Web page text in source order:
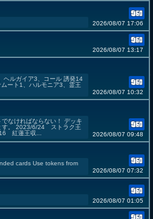
2026/08/07 17:06
2026/08/07 13:17
ヘルガイア3、コール 誘発14
ート1、ハルモニア3、霊王
2026/08/07 10:32
なければならない！ デッキ
す。 2023/6/24 ストラク王
紅蓮王収...
2026/08/07 09:48
cards Use tokens from
2026/08/07 07:32
2026/08/07 01:05